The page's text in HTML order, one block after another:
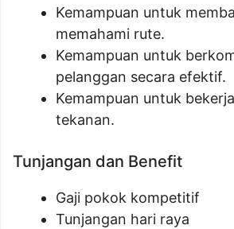
Kemampuan untuk
memahami rute.
Kemampuan untuk
pelanggan secara efektif.
Kemampuan untuk
tekanan.
Tunjangan dan Benefit
Gaji pokok kompetitif
Tunjangan hari raya